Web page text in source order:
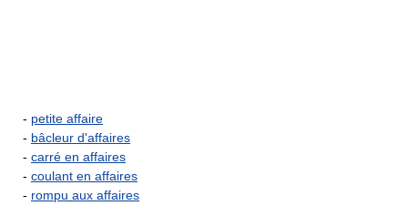
- petite affaire
- bâcleur d'affaires
- carré en affaires
- coulant en affaires
- rompu aux affaires